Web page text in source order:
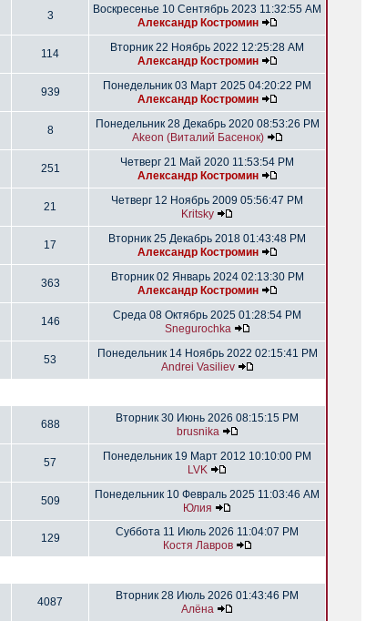
3
Воскресенье 10 Сентябрь 2023 11:32:55 AM
Александр Костромин
114
Вторник 22 Ноябрь 2022 12:25:28 AM
Александр Костромин
939
Понедельник 03 Март 2025 04:20:22 PM
Александр Костромин
8
Понедельник 28 Декабрь 2020 08:53:26 PM
Akeon (Виталий Басенок)
251
Четверг 21 Май 2020 11:53:54 PM
Александр Костромин
21
Четверг 12 Ноябрь 2009 05:56:47 PM
Kritsky
17
Вторник 25 Декабрь 2018 01:43:48 PM
Александр Костромин
363
Вторник 02 Январь 2024 02:13:30 PM
Александр Костромин
146
Среда 08 Октябрь 2025 01:28:54 PM
Snegurochka
53
Понедельник 14 Ноябрь 2022 02:15:41 PM
Andrei Vasiliev
688
Вторник 30 Июнь 2026 08:15:15 PM
brusnika
57
Понедельник 19 Март 2012 10:10:00 PM
LVK
509
Понедельник 10 Февраль 2025 11:03:46 AM
Юлия
129
Суббота 11 Июль 2026 11:04:07 PM
Костя Лавров
4087
Вторник 28 Июль 2026 01:43:46 PM
Алёна